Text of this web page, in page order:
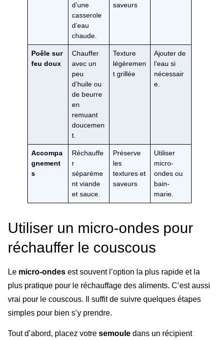
d’une
casserole
d’eau
chaude.
saveurs
Poêle sur
feu doux
Chauffer
avec un
peu
d’huile ou
de beurre
en
remuant
doucemen
t.
Texture
légèremen
t grillée
Ajouter de
l’eau si
nécessair
e.
Accompa
gnement
s
Réchauffe
r
séparéme
nt viande
et sauce.
Préserve
les
textures et
saveurs
Utiliser
micro-
ondes ou
bain-
marie.
Utiliser un micro-ondes pour
réchauffer le couscous
Le micro-ondes est souvent l’option la plus rapide et la
plus pratique pour le réchauffage des aliments. C’est aussi
vrai pour le couscous. Il suffit de suivre quelques étapes
simples pour bien s’y prendre.
Tout d’abord, placez votre semoule dans un récipient